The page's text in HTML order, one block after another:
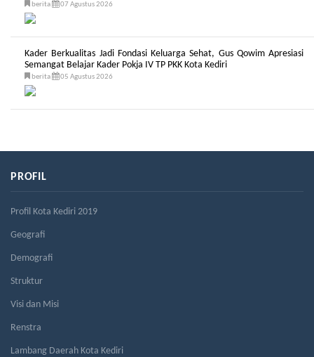
berita 07 Agustus 2026
Kader Berkualitas Jadi Fondasi Keluarga Sehat, Gus Qowim Apresiasi
Semangat Belajar Kader Pokja IV TP PKK Kota Kediri
berita 05 Agustus 2026
PROFIL
Profil Kota Kediri 2019
Geografi
Demografi
Struktur
Visi dan Misi
Renstra
Lambang Daerah Kota Kediri